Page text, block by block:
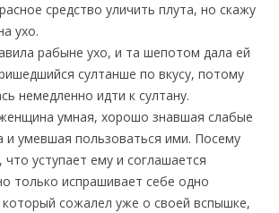
средство уличить плута, но скажу
ухо.
рабыне ухо, и та шепотом дала ей
султанше по вкусу, потому
немедленно идти к султану.
умная, хорошо знавшая слабые
и умевшая пользоваться ими. Посему
что уступает ему и соглашается
только испрашивает себе одно
который сожалел уже о своей вспышке,